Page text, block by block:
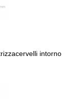
intorno